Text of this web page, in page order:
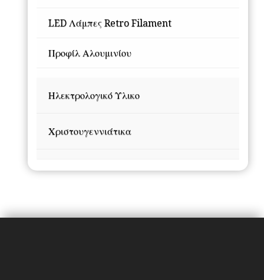
LED Λάμπες Retro Filament
Προφίλ Αλουμινίου
Ηλεκτρολογικό Υλικο
Χριστουγεννιάτικα